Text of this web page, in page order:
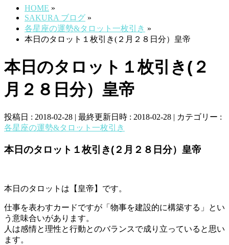
HOME »
SAKURA ブログ »
各星座の運勢&タロット一枚引き »
本日のタロット１枚引き(２月２８日分）皇帝
本日のタロット１枚引き(２
月２８日分）皇帝
投稿日 : 2018-02-28 最終更新日時 : 2018-02-28
カテゴリー :
各星座の運勢&タロット一枚引き
本日のタロット１枚引き(２月２８日分）皇帝
本日のタロットは【皇帝】です。
仕事を表わすカードですが「物事を建設的に構築する」とい
う意味合いがあります。
人は感情と理性と行動とのバランスで成り立っていると思い
ます。